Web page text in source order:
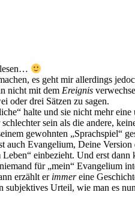
es geht mir allerdings
nicht mit dem Ereignis
oder drei Sätzen zu sagen.
halte und sie nicht mehr
sein als die andere,
gewohnten „Sprachspiel“
auch Evangelium, Deine
einbezieht. Und erst
für „mein“ Evangelium
erzählt er immereine
Urteil, wie man es